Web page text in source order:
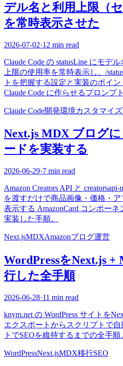
デル名と利用上限（
を常時表示させた
2026-07-02·12 min read
Claude Code の statusLine にモデ
上限の使用率を常時表示し、/
トを把握する設定と実装のポイ
Claude Code に作らせるプロンプ
Claude Code開発環境カスタマイズ
Next.js MDX ブログに
ードを実装する
2026-06-29·7 min read
Amazon Creators API と
を渡すだけで商品画像・価格・
表示する AmazonCard コンポーネ
実装した手順。
Next.jsMDXAmazonブログ運営
WordPressをNext.js
行した全手順
2026-06-28·11 min read
knym.net の WordPress サイトを
エクスポートからスクリプトで
トでSEOを維持するまでの全手順
WordPressNext.jsMDX移行SEO